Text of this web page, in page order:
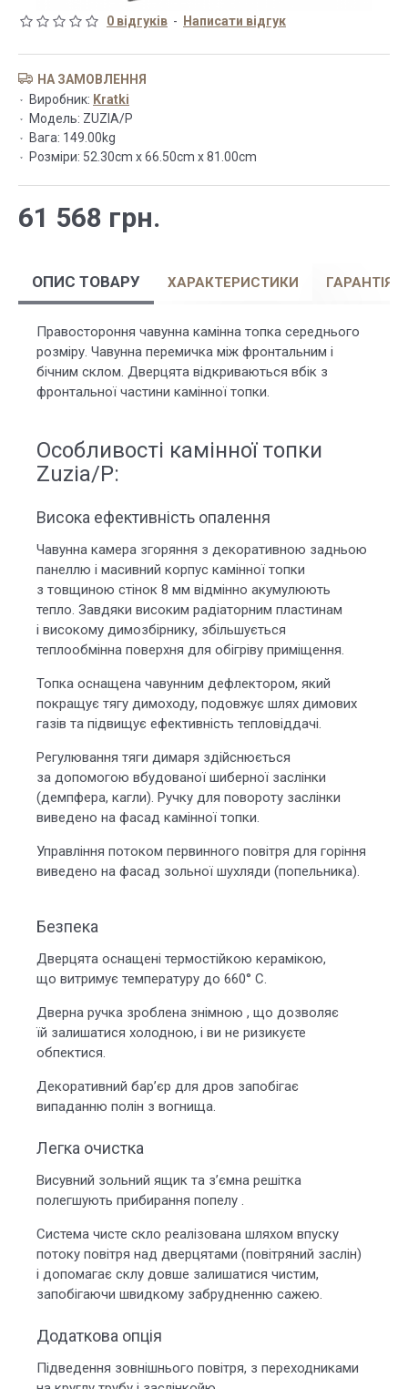
0 відгуків - Написати відгук
61 568 грн.
НА ЗАМОВЛЕННЯ
Виробник: Kratki
Модель: ZUZIA/P
Вага: 149.00kg
Розміри: 52.30cm x 66.50cm x 81.00cm
ОПИС ТОВАРУ ХАРАКТЕРИСТИКИ ГАРАНТІЯ
Правостороння чавунна камінна топка середнього
розміру. Чавунна перемичка між фронтальним і
бічним склом. Дверцята відкриваються вбік з
фронтальної частини камінної топки.
Особливості камінної топки
Zuzia/P:
Висока ефективність опалення
Чавунна камера згоряння з декоративною задньою
панеллю і масивний корпус камінної топки
з товщиною стінок 8 мм відмінно акумулюють
тепло. Завдяки високим радіаторним пластинам
і високому димозбірнику, збільшується
теплообмінна поверхня для обігріву приміщення.
Топка оснащена чавунним дефлектором, який
покращує тягу димоходу, подовжує шлях димових
газів та підвищує ефективність тепловіддачі.
Регулювання тяги димаря здійснюється
за допомогою вбудованої шиберної заслінки
(демпфера, кагли). Ручку для повороту заслінки
виведено на фасад камінної топки.
Управління потоком первинного повітря для горіння
виведено на фасад зольної шухляди (попельника).
Безпека
Дверцята оснащені термостійкою керамікою,
що витримує температуру до 660° С.
Дверна ручка зроблена знімною , що дозволяє
їй залишатися холодною, і ви не ризикуєте
обпектися.
Декоративний бар’єр для дров запобігає
випаданню полін з вогнища.
Легка очистка
Висувний зольний ящик та з’ємна решітка
полегшують прибирання попелу .
Система чисте скло реалізована шляхом впуску
потоку повітря над дверцятами (повітряний заслін)
і допомагає склу довше залишатися чистим,
запобігаючи швидкому забрудненню сажею.
Додаткова опція
Підведення зовнішнього повітря, з переходниками